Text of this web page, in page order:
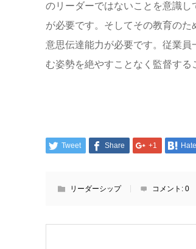
のリーダーではないことを意識
が必要です。そしてその教育の
意思伝達能力が必要です。従業
む姿勢を絶やすことなく監督する
Tweet Share +1
リーダーシップ コメント: 0